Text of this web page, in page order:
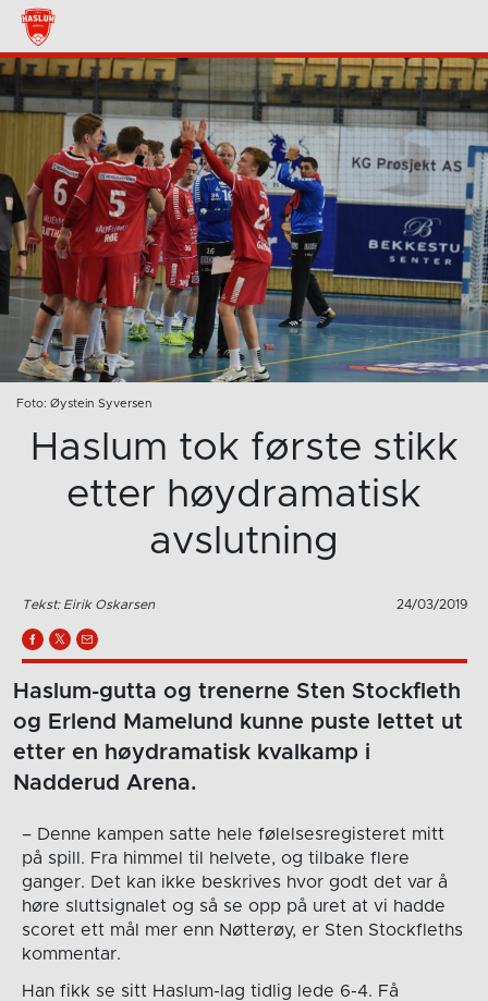
Foto: Øystein Syversen
Haslum tok første stikk
etter høydramatisk
avslutning
Tekst: Eirik Oskarsen 24/03/2019
Haslum-gutta og trenerne Sten Stockfleth
og Erlend Mamelund kunne puste lettet ut
etter en høydramatisk kvalkamp i
Nadderud Arena.
– Denne kampen satte hele følelsesregisteret mitt
på spill. Fra himmel til helvete, og tilbake flere
ganger. Det kan ikke beskrives hvor godt det var å
høre sluttsignalet og så se opp på uret at vi hadde
scoret ett mål mer enn Nøtterøy, er Sten Stockfleths
kommentar.
Han fikk se sitt Haslum-lag tidlig lede 6-4. Få